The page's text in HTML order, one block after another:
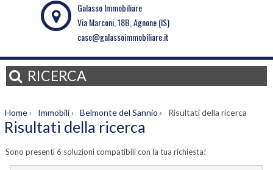
Galasso Immobiliare
Via Marconi, 18B, Agnone (IS)
case@galassoimmobiliare.it
RICERCA
Home› Immobili› Belmonte del Sannio › Risultati della ricerca
Risultati della ricerca
Sono presenti 6 soluzioni compatibili con la tua richiesta!